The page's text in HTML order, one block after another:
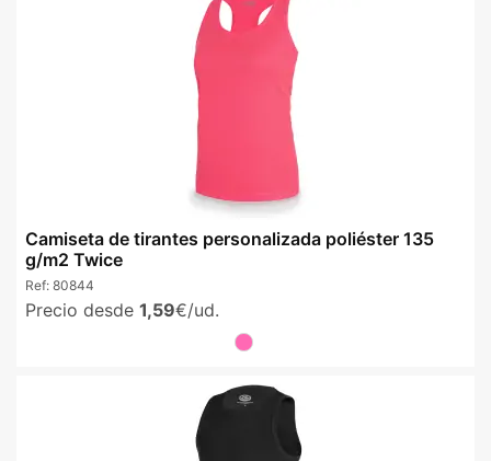
Camiseta de tirantes personalizada poliéster 135
g/m2 Twice
Ref: 80844
Precio desde 1,59€/ud.